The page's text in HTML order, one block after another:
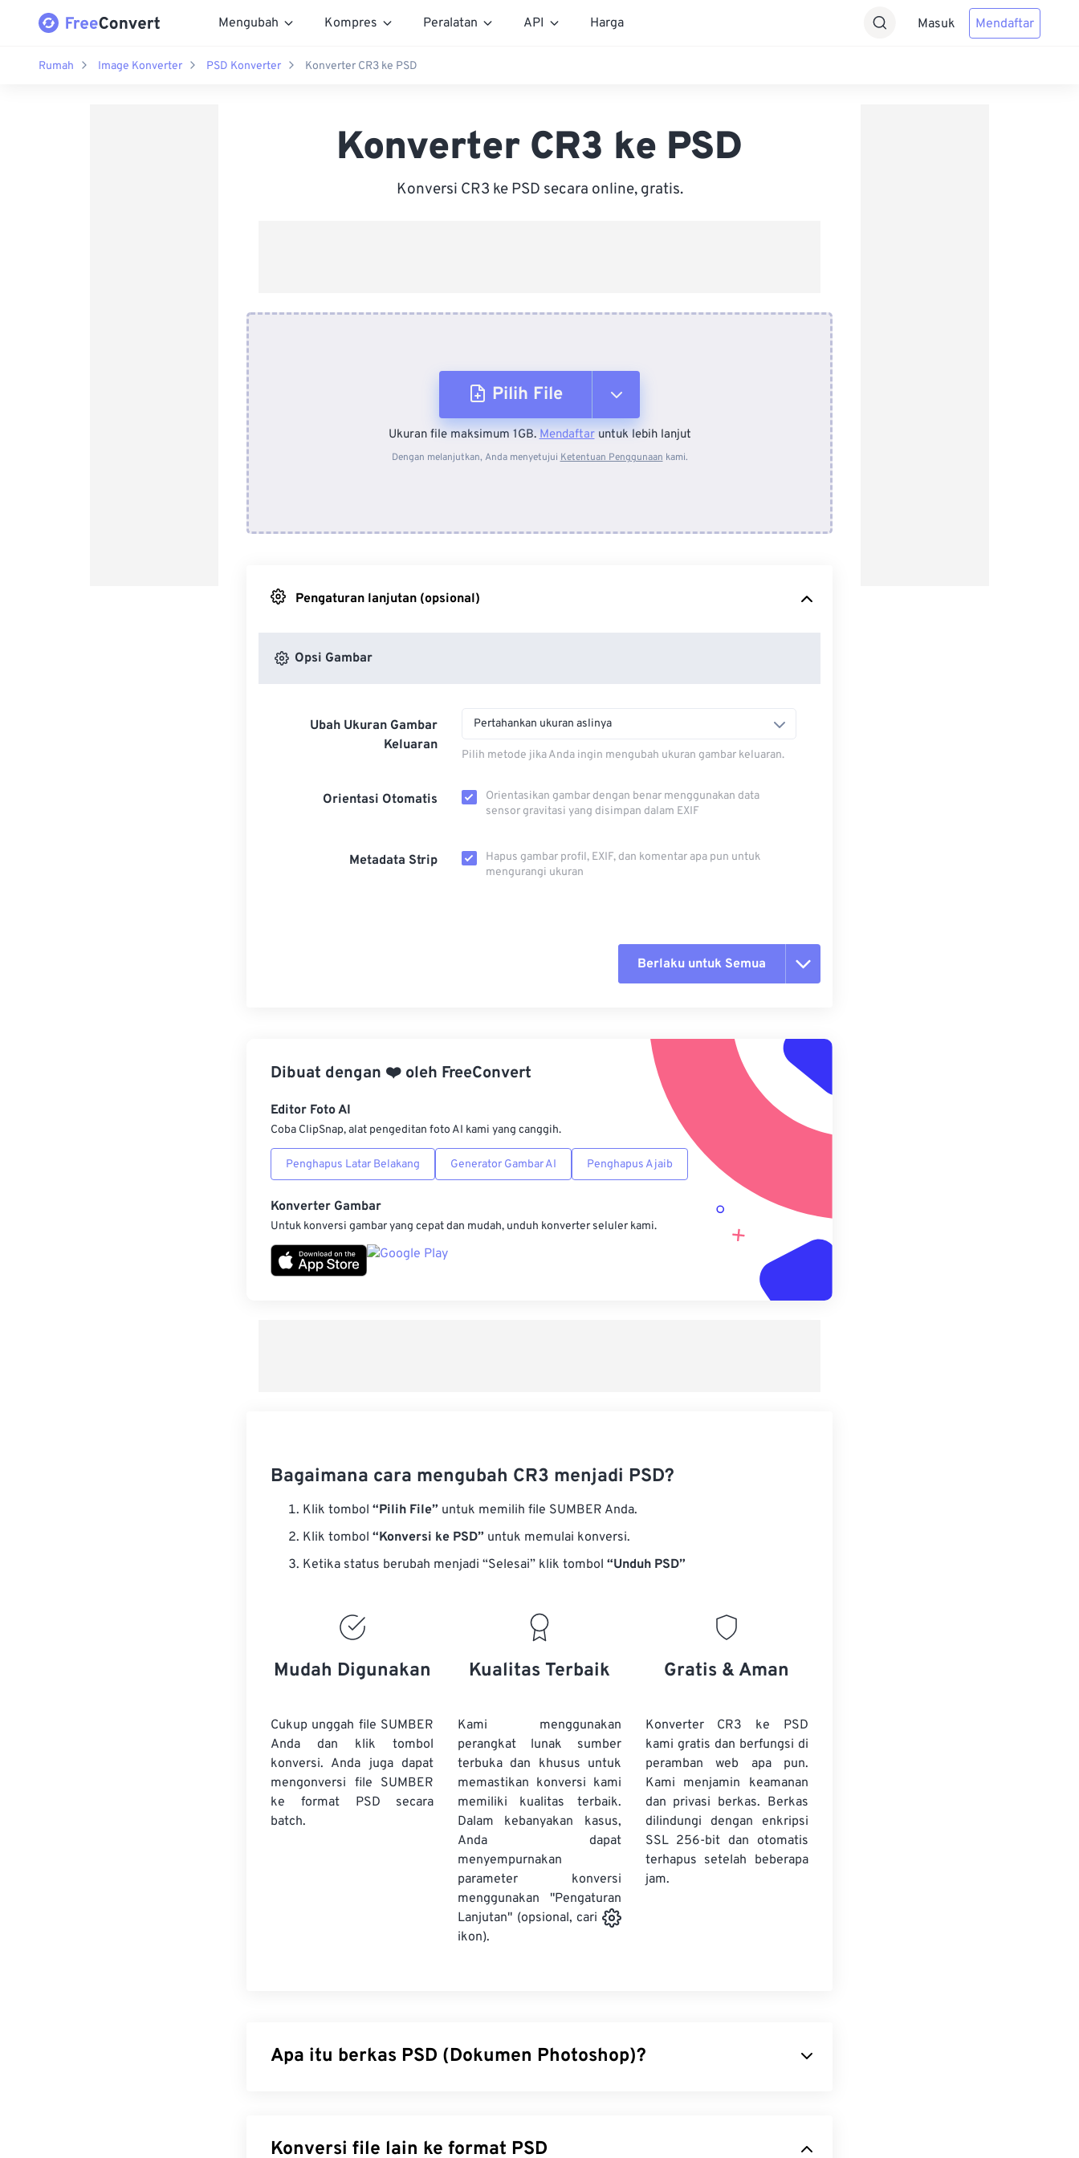
Mengubah Kompres Peralatan API Harga Masuk Mendaftar
Rumah Image Konverter PSD Konverter Konverter CR3 ke PSD
Konverter CR3 ke PSD
Konversi CR3 ke PSD secara online, gratis.
Pilih File
Dari Perangkat
Ukuran file maksimum 1GB.Mendaftaruntuk lebih lanjut
Dengan melanjutkan, Anda menyetujui Ketentuan Penggunaan kami.
Pengaturan lanjutan (opsional)
Opsi Gambar
Ubah Ukuran Gambar
Keluaran
Pertahankan ukuran aslinya
Pilih metode jika Anda ingin mengubah ukuran gambar keluaran.
Orientasi Otomatis
Orientasikan gambar dengan benar menggunakan data
sensor gravitasi yang disimpan dalam EXIF
Metadata Strip
Hapus gambar profil, EXIF, dan komentar apa pun untuk
mengurangi ukuran
Berlaku untuk Semua
Terapkan dari Preset
Simpan sebagai Preset
Dibuat dengan ❤️ oleh FreeConvert
Editor Foto AI
Coba ClipSnap, alat pengeditan foto AI kami yang canggih.
Penghapus Latar Belakang Generator Gambar AI Penghapus Ajaib
Konverter Gambar
Untuk konversi gambar yang cepat dan mudah, unduh konverter seluler kami.
Bagaimana cara mengubah CR3 menjadi PSD?
Klik tombol “Pilih File” untuk memilih file SUMBER Anda.
Klik tombol “Konversi ke PSD” untuk memulai konversi.
Ketika status berubah menjadi “Selesai” klik tombol “Unduh PSD”
Mudah Digunakan
Cukup unggah file SUMBER
Anda dan klik tombol
konversi. Anda juga dapat
mengonversi file SUMBER
ke format PSD secara
batch.
Kualitas Terbaik
Kami menggunakan
perangkat lunak sumber
terbuka dan khusus untuk
memastikan konversi kami
memiliki kualitas terbaik.
Dalam kebanyakan kasus,
Anda dapat
menyempurnakan
parameter konversi
menggunakan "Pengaturan
Lanjutan" (opsional, cari
ikon).
Gratis & Aman
Konverter CR3 ke PSD
kami gratis dan berfungsi di
peramban web apa pun.
Kami menjamin keamanan
dan privasi berkas. Berkas
dilindungi dengan enkripsi
SSL 256-bit dan otomatis
terhapus setelah beberapa
jam.
Apa itu berkas PSD (Dokumen Photoshop)?
rangkaian kompleks lapisan,
jalur vektor, objek, filter, dan lainnya, semuanya dalam satu
Konversi file lain ke format PSD